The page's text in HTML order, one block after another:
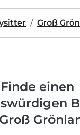
Groß
Finde einen